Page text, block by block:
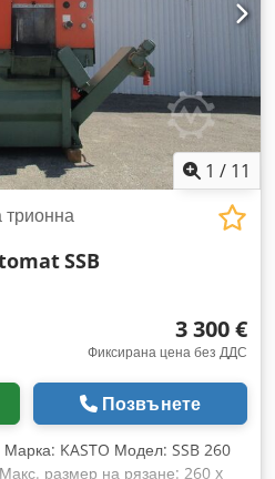
1 / 11
трионна
SSB
3 300 €
Фиксирана цена без ДДС
Позвънете
Марка: KASTO Модел: SSB 260
размер на рязане: 260 x